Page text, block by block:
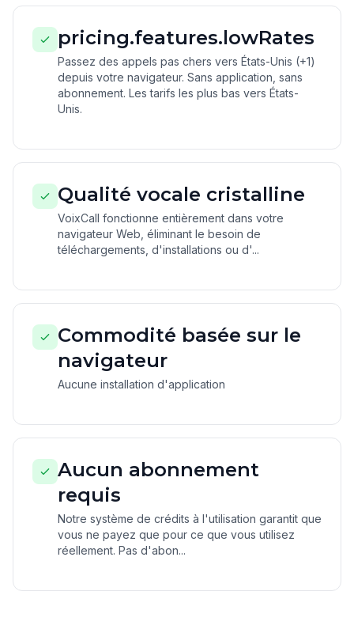
pricing.features.lowRates
Passez des appels pas chers vers États-Unis (+1)
depuis votre navigateur. Sans application, sans
abonnement. Les tarifs les plus bas vers États-
Unis.
Qualité vocale cristalline
VoixCall fonctionne entièrement dans votre
navigateur Web, éliminant le besoin de
téléchargements, d'installations ou d'...
Commodité basée sur le
navigateur
Aucune installation d'application
Aucun abonnement
requis
Notre système de crédits à l'utilisation garantit que
vous ne payez que pour ce que vous utilisez
réellement. Pas d'abon...